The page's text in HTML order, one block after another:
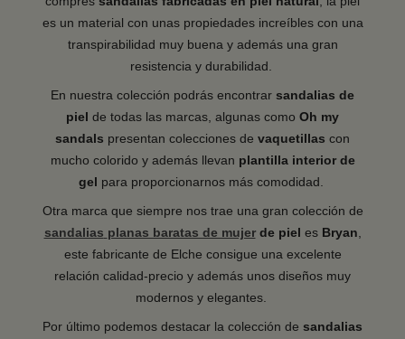
es un material con unas propiedades increíbles con una
transpirabilidad muy buena y además una gran
resistencia y durabilidad.
En nuestra colección podrás encontrar sandalias de
piel de todas las marcas, algunas como Oh my
sandals presentan colecciones de vaquetillas con
mucho colorido y además llevan plantilla interior de
gel para proporcionarnos más comodidad.
Otra marca que siempre nos trae una gran colección de
sandalias planas baratas de mujer de piel es Bryan
este fabricante de Elche consigue una excelente
relación calidad-precio y además unos diseños muy
modernos y elegantes.
Por último podemos destacar la colección de sandalias